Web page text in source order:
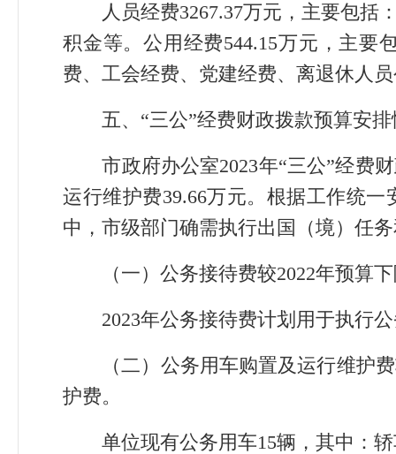
人员经费3267.37万元，主要包括
积金等。公用经费544.15万元，主要
费、工会经费、党建经费、离退休人
五、“三公”经费财政拨款预算安
市政府办公室2023年“三公”经费
运行维护费39.66万元。根据工作统
中，市级部门确需执行出国（境）任
（一）公务接待费较2022年预算
2023年公务接待费计划用于执行公
（二）公务用车购置及运行维护
护费。
单位现有公务用车15辆，其中：轿